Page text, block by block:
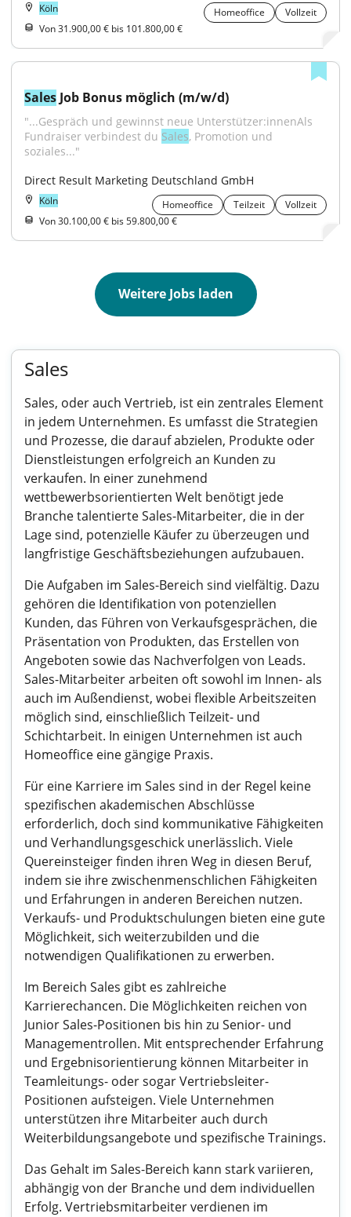
Köln Homeoffice
Vollzeit
Von 31.900,00 € bis 101.800,00 €
Sales Job Bonus möglich (m/w/d)
"...Gespräch und gewinnst neue Unterstützer:innenAls
Fundraiser verbindest du Sales, Promotion und
soziales..."
Direct Result Marketing Deutschland GmbH
Köln Homeoffice Teilzeit
Vollzeit
Von 30.100,00 € bis 59.800,00 €
Weitere Jobs laden
Sales
Sales, oder auch Vertrieb, ist ein zentrales Element
in jedem Unternehmen. Es umfasst die Strategien
und Prozesse, die darauf abzielen, Produkte oder
Dienstleistungen erfolgreich an Kunden zu
verkaufen. In einer zunehmend
wettbewerbsorientierten Welt benötigt jede
Branche talentierte Sales-Mitarbeiter, die in der
Lage sind, potenzielle Käufer zu überzeugen und
langfristige Geschäftsbeziehungen aufzubauen.
Die Aufgaben im Sales-Bereich sind vielfältig. Dazu
gehören die Identifikation von potenziellen
Kunden, das Führen von Verkaufsgesprächen, die
Präsentation von Produkten, das Erstellen von
Angeboten sowie das Nachverfolgen von Leads.
Sales-Mitarbeiter arbeiten oft sowohl im Innen- als
auch im Außendienst, wobei flexible Arbeitszeiten
möglich sind, einschließlich Teilzeit- und
Schichtarbeit. In einigen Unternehmen ist auch
Homeoffice eine gängige Praxis.
Für eine Karriere im Sales sind in der Regel keine
spezifischen akademischen Abschlüsse
erforderlich, doch sind kommunikative Fähigkeiten
und Verhandlungsgeschick unerlässlich. Viele
Quereinsteiger finden ihren Weg in diesen Beruf,
indem sie ihre zwischenmenschlichen Fähigkeiten
und Erfahrungen in anderen Bereichen nutzen.
Verkaufs- und Produktschulungen bieten eine gute
Möglichkeit, sich weiterzubilden und die
notwendigen Qualifikationen zu erwerben.
Im Bereich Sales gibt es zahlreiche
Karrierechancen. Die Möglichkeiten reichen von
Junior Sales-Positionen bis hin zu Senior- und
Managementrollen. Mit entsprechender Erfahrung
und Ergebnisorientierung können Mitarbeiter in
Teamleitungs- oder sogar Vertriebsleiter-
Positionen aufsteigen. Viele Unternehmen
unterstützen ihre Mitarbeiter auch durch
Weiterbildungsangebote und spezifische Trainings.
Das Gehalt im Sales-Bereich kann stark variieren,
abhängig von der Branche und dem individuellen
Erfolg. Vertriebsmitarbeiter verdienen im